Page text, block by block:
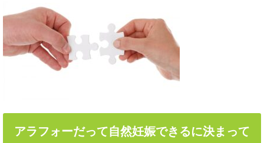
アラフォーだって自然妊娠できるに決まって